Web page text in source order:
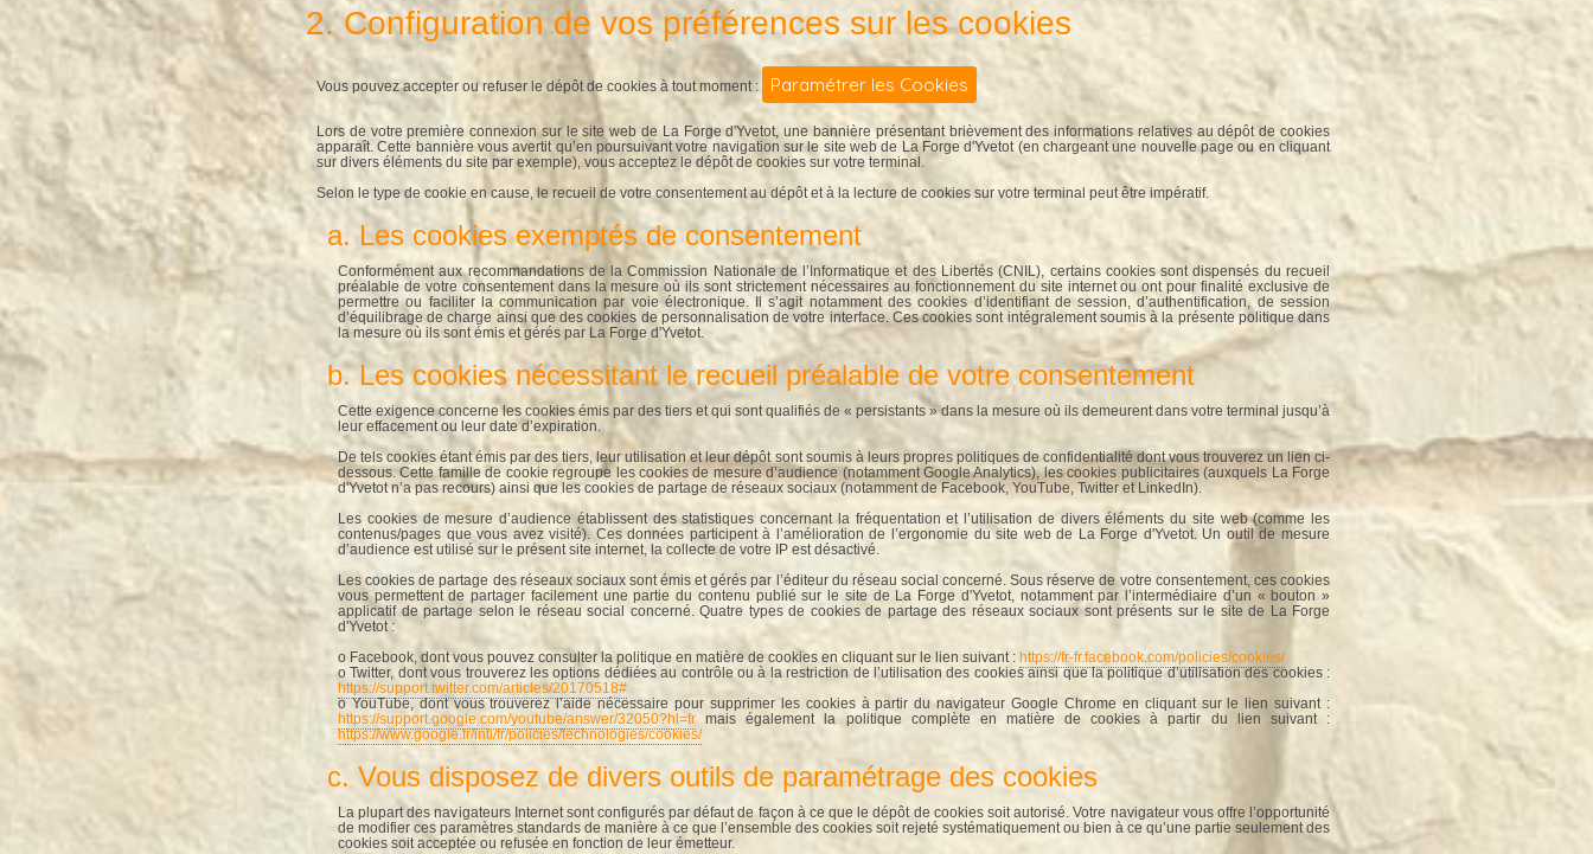
2. Configuration de vos préférences sur les cookies
Vous pouvez accepter ou refuser le dépôt de cookies à tout moment : Paramétrer les Cookies
Lors de votre première connexion sur le site web de La Forge d'Yvetot, une bannière présentant brièvement des informations relatives au dépôt de cookies
apparaît. Cette bannière vous avertit qu’en poursuivant votre navigation sur le site web de La Forge d'Yvetot (en chargeant une nouvelle page ou en cliquant
sur divers éléments du site par exemple), vous acceptez le dépôt de cookies sur votre terminal.
Selon le type de cookie en cause, le recueil de votre consentement au dépôt et à la lecture de cookies sur votre terminal peut être impératif.
a. Les cookies exemptés de consentement
Conformément aux recommandations de la Commission Nationale de l’Informatique et des Libertés (CNIL), certains cookies sont dispensés du recueil
préalable de votre consentement dans la mesure où ils sont strictement nécessaires au fonctionnement du site internet ou ont pour finalité exclusive de
permettre ou faciliter la communication par voie électronique. Il s’agit notamment des cookies d’identifiant de session, d’authentification, de session
d’équilibrage de charge ainsi que des cookies de personnalisation de votre interface. Ces cookies sont intégralement soumis à la présente politique dans
la mesure où ils sont émis et gérés par La Forge d'Yvetot.
b. Les cookies nécessitant le recueil préalable de votre consentement
Cette exigence concerne les cookies émis par des tiers et qui sont qualifiés de « persistants » dans la mesure où ils demeurent dans votre terminal jusqu’à
leur effacement ou leur date d’expiration.
De tels cookies étant émis par des tiers, leur utilisation et leur dépôt sont soumis à leurs propres politiques de confidentialité dont vous trouverez un lien ci-
dessous. Cette famille de cookie regroupe les cookies de mesure d’audience (notamment Google Analytics), les cookies publicitaires (auxquels La Forge
d'Yvetot n’a pas recours) ainsi que les cookies de partage de réseaux sociaux (notamment de Facebook, YouTube, Twitter et LinkedIn).
Les cookies de mesure d’audience établissent des statistiques concernant la fréquentation et l’utilisation de divers éléments du site web (comme les
contenus/pages que vous avez visité). Ces données participent à l’amélioration de l’ergonomie du site web de La Forge d'Yvetot. Un outil de mesure
d’audience est utilisé sur le présent site internet, la collecte de votre IP est désactivé.
Les cookies de partage des réseaux sociaux sont émis et gérés par l’éditeur du réseau social concerné. Sous réserve de votre consentement, ces cookies
vous permettent de partager facilement une partie du contenu publié sur le site de La Forge d'Yvetot, notamment par l’intermédiaire d’un « bouton »
applicatif de partage selon le réseau social concerné. Quatre types de cookies de partage des réseaux sociaux sont présents sur le site de La Forge
d'Yvetot :
o Facebook, dont vous pouvez consulter la politique en matière de cookies en cliquant sur le lien suivant : https://fr-fr.facebook.com/policies/cookies/
o Twitter, dont vous trouverez les options dédiées au contrôle ou à la restriction de l’utilisation des cookies ainsi que la politique d’utilisation des cookies :
https://support.twitter.com/articles/20170518#
o YouTube, dont vous trouverez l’aide nécessaire pour supprimer les cookies à partir du navigateur Google Chrome en cliquant sur le lien suivant :
https://support.google.com/youtube/answer/32050?hl=fr mais également la politique complète en matière de cookies à partir du lien suivant :
https://www.google.fr/intl/fr/policies/technologies/cookies/
c. Vous disposez de divers outils de paramétrage des cookies
La plupart des navigateurs Internet sont configurés par défaut de façon à ce que le dépôt de cookies soit autorisé. Votre navigateur vous offre l’opportunité
de modifier ces paramètres standards de manière à ce que l’ensemble des cookies soit rejeté systématiquement ou bien à ce qu’une partie seulement des
cookies soit acceptée ou refusée en fonction de leur émetteur.